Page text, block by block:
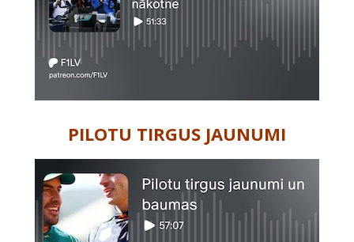
PILOTU TIRGUS JAUNUMI